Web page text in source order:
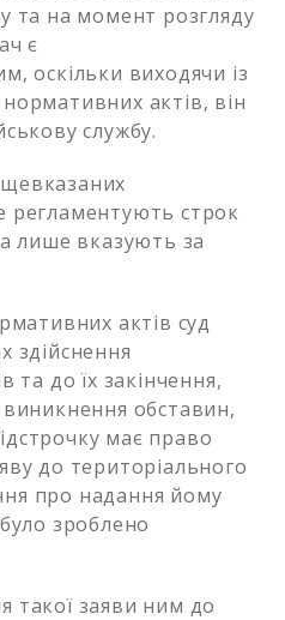
та на момент розгляду
є
оскільки виходячи із
актів, він
службу.
регламентують строк
лише вказують за
актів суд
здійснення
та до їх закінчення,
обставин,
має право
до територіального
про надання йому
зроблено
такої заяви ним до